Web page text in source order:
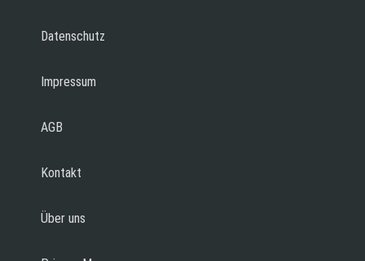
Datenschutz
Impressum
AGB
Kontakt
Über uns